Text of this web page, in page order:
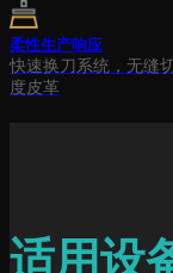
柔性生产响应
快速换刀系统，无缝
度皮革
适用设